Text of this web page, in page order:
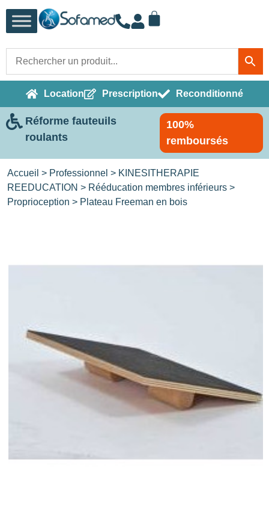
Location Prescription Reconditionné
Réforme fauteuils
roulants
100%
remboursés
Accueil > Professionnel > KINESITHERAPIE
REEDUCATION > Rééducation membres inférieurs >
Proprioception > Plateau Freeman en bois